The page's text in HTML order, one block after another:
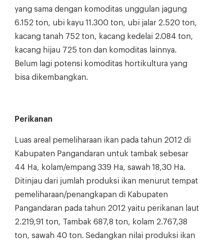
yang sama dengan komoditas unggulan jagung
6.152 ton, ubi kayu 11.300 ton, ubi jalar 2.520 ton,
kacang tanah 752 ton, kacang kedelai 2.084 ton,
kacang hijau 725 ton dan komoditas lainnya.
Belum lagi potensi komoditas hortikultura yang
bisa dikembangkan.
Perikanan
Luas areal pemeliharaan ikan pada tahun 2012 di
Kabupaten Pangandaran untuk tambak sebesar
44 Ha, kolam/empang 339 Ha, sawah 18,30 Ha.
Ditinjau dari jumlah produksi ikan menurut tempat
pemeliharaan/penangkapan di Kabupaten
Pangandaran pada tahun 2012 yaitu perikanan laut
2.219,91 ton, Tambak 687,8 ton, kolam 2.767,38
ton, sawah 40 ton. Sedangkan nilai produksi ikan